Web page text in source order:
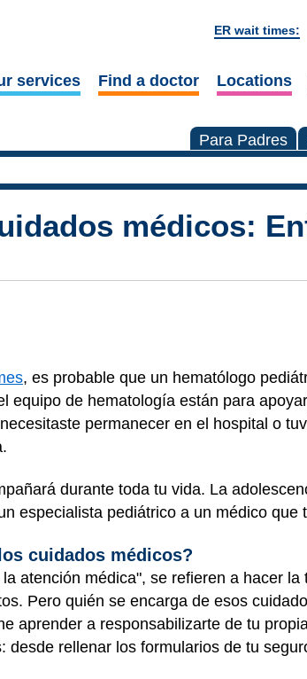
ER wait times:
services Find a doctor Locations
Para Padres
médicos:
, es probable que un hematólogo
equipo de hematología están para
permanecer en el hospital o
durante toda tu vida. La
especialista pediátrico a un médico que
cuidados médicos?
atención médica", se refieren a hacer
Pero quién se encarga de esos
aprender a responsabilizarte de tu
desde rellenar los formularios de tu